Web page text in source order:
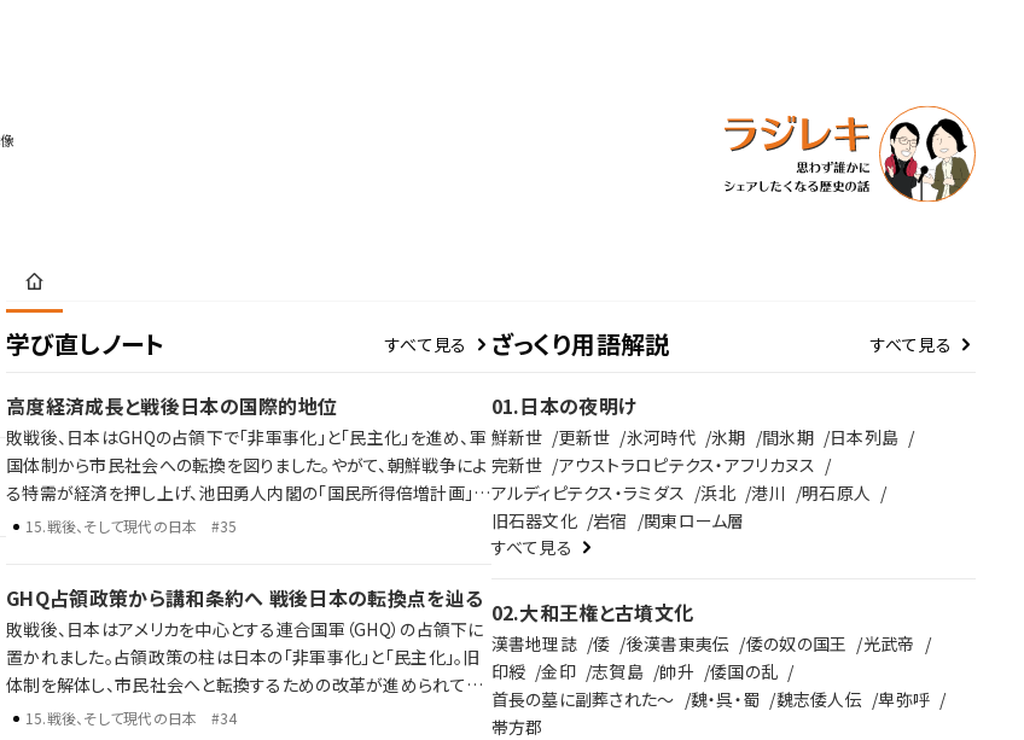
学び直しノート すべて見る
高度経済成長と戦後日本の国際的地位
敗戦後、日本はGHQの占領下で「非軍事化」と「民主化」を進め、軍
国体制から市民社会への転換を図りました。やがて、朝鮮戦争によ
る特需が経済を押し上げ、池田勇人内閣の「国民所得倍増計画」に
よって高度経済成長期が到来。東海道新幹線の開通、東京オリンピ
交正常化 オイルショックやバブル経済の崩壊 占領から高度経済成
長へ。そして、成長の終焉と新たな時代の入り口へ。歴史年表だけ
では語り尽くせない戦後日本がたどった激動の数十年を、ラジレキ
が独自解説します。
15.戦後、そして現代の日本 #35
GHQ占領政策から講和条約へ 戦後日本の転換点を辿る
敗戦後、日本はアメリカを中心とする連合国軍（GHQ）の占領下に
置かれました。占領政策の柱は日本の「非軍事化」と「民主化」。旧
体制を解体し、市民社会へと転換するための改革が進められてい
きました。 敗戦と日本の再出発 占領政策と「非軍事化・民主化」 冷
15.戦後、そして現代の日本 #34
ざっくり用語解説 すべて見る
01.日本の夜明け
鮮新世 更新世 氷河時代 氷期 間氷期
日本列島
完新世
アウストラロピテクス・アフリカヌス
アルディピテクス・ラミダス
浜北 港川
明石原人
旧石器文化
岩宿
関東ローム層
すべて見る
02.大和王権と古墳文化
漢書地理誌 倭 後漢書東夷伝 倭の奴の国王
光武帝
印綬
金印 志賀島 帥升
倭国の乱
首長の墓に副葬された～
魏・呉・蜀 魏志倭人伝
卑弥呼
帯方郡